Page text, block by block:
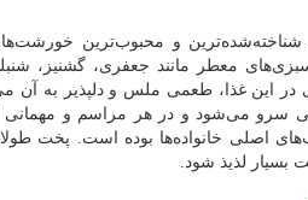
شناخته‌شده‌ترین و محبوب‌ترین
معطر مانند جعفری، گشنیز،
در این غذا، طعمی ملس و دلپذیر به
سرو می‌شود و در هر مراسم و
اصلی خانواده‌ها بوده است. پخت
لذیذ شود.